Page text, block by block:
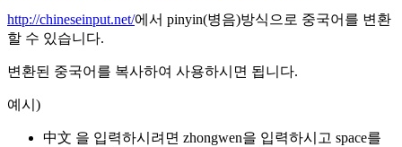
http://chineseinput.net/에서 pinyin(병음)방식으로 중국어를 변환
할 수 있습니다.
변환된 중국어를 복사하여 사용하시면 됩니다.
예시)
中文 을 입력하시려면 zhongwen을 입력하시고 space를